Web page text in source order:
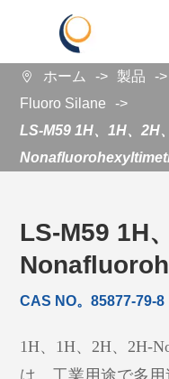
 ホーム 製品
Fluoro Silane
LS-M59 1H、1H、2H
LS-M59 1H
CAS NO。85877-79-8
1H、1H、2H、2H-
は、工業用途で多